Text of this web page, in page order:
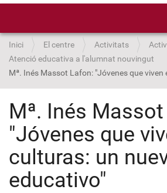
Inici El centre Activitats
Atenció educativa a l'alumnat nouvingut
Mª. Inés Massot Lafon: "Jóvenes que
Mª. Inés
"Jóvenes que
culturas: un
educativo"